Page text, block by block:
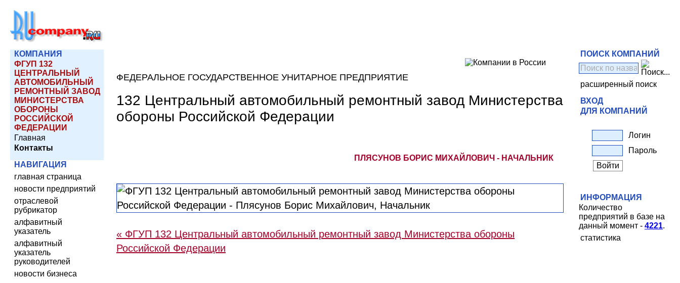
КОМПАНИЯ
ФГУП 132
ЦЕНТРАЛЬНЫЙ
АВТОМОБИЛЬНЫЙ
РЕМОНТНЫЙ ЗАВОД
МИНИСТЕРСТВА
ОБОРОНЫ
РОССИЙСКОЙ
ФЕДЕРАЦИИ
Главная
Контакты
НАВИГАЦИЯ
главная страница
новости предприятий
отраслевой
рубрикатор
алфавитный
указатель
алфавитный
указатель
руководителей
новости бизнеса
ФЕДЕРАЛЬНОЕ ГОСУДАРСТВЕННОЕ УНИТАРНОЕ ПРЕДПРИЯТИЕ
132 Центральный автомобильный ремонтный завод Министерства
обороны Российской Федерации
ПЛЯСУНОВ БОРИС МИХАЙЛОВИЧ - НАЧАЛЬНИК
« ФГУП 132 Центральный автомобильный ремонтный завод Министерства обороны
Российской Федерации
ПОИСК КОМПАНИЙ
расширенный поиск
ВХОД
ДЛЯ КОМПАНИЙ
Логин
Пароль
ИНФОРМАЦИЯ
Количество
предприятий в базе на
данный момент - 4221.
статистика